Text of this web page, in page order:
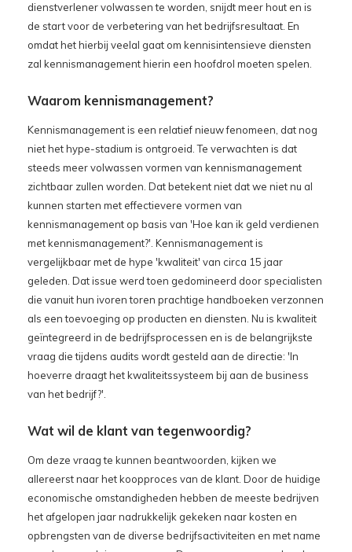
dienstverlener volwassen te worden, snijdt meer hout en is
de start voor de verbetering van het bedrijfsresultaat. En
omdat het hierbij veelal gaat om kennisintensieve diensten
zal kennismanagement hierin een hoofdrol moeten spelen.
Waarom kennismanagement?
Kennismanagement is een relatief nieuw fenomeen, dat nog
niet het hype-stadium is ontgroeid. Te verwachten is dat
steeds meer volwassen vormen van kennismanagement
zichtbaar zullen worden. Dat betekent niet dat we niet nu al
kunnen starten met effectievere vormen van
kennismanagement op basis van 'Hoe kan ik geld verdienen
met kennismanagement?'. Kennismanagement is
vergelijkbaar met de hype 'kwaliteit' van circa 15 jaar
geleden. Dat issue werd toen gedomineerd door specialisten
die vanuit hun ivoren toren prachtige handboeken verzonnen
als een toevoeging op producten en diensten. Nu is kwaliteit
geïntegreerd in de bedrijfsprocessen en is de belangrijkste
vraag die tijdens audits wordt gesteld aan de directie: 'In
hoeverre draagt het kwaliteitssysteem bij aan de business
van het bedrijf?'.
Wat wil de klant van tegenwoordig?
Om deze vraag te kunnen beantwoorden, kijken we
allereerst naar het koopproces van de klant. Door de huidige
economische omstandigheden hebben de meeste bedrijven
het afgelopen jaar nadrukkelijk gekeken naar kosten en
opbrengsten van de diverse bedrijfsactiviteiten en met name